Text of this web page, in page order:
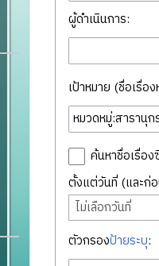
ผู้ดำเนินการ:
เป้าหมาย (ชื่อเรื่อ
ค้นหาชื่อเรื่อ
ตั้งแต่วันที่ (และก่
ไม่เลือกวันที่
ตัวกรองป้ายระบุ: